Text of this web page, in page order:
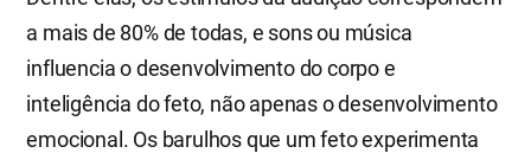
a mais de 80% de todas, e sons ou música
influencia o desenvolvimento do corpo e
inteligência do feto, não apenas o desenvolvimento
emocional. Os barulhos que um feto experimenta